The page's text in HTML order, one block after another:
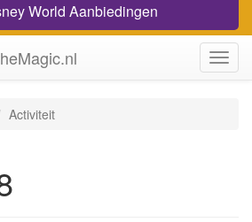
World Aanbiedingen
Activiteit